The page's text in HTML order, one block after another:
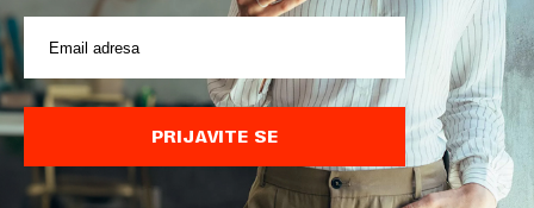
toplotni talasi i ratovi u Ukrajini i na Bliskom istoku povećavaju
troškove, piše britanski list Gardijan.Indeks cena
prehrambenih proiz...
PRIJAVITE SE